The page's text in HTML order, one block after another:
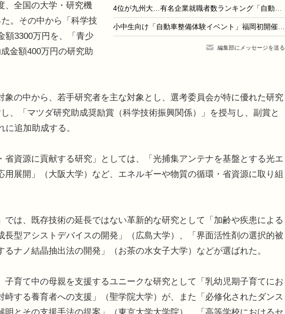
4位が九州大…有名企業就職者数ランキング「自動車8社」
小中生向け「自動車整備体験イベント」福岡初開催9/28-29
編集部にメッセージを送る
、全国の大学・研究機
。その中から「科学技
額3300万円を、「青少
金額400万円の研究助
象の中から、若手研究者を主な対象とし、選考委員会が特に優れた研究
、「マツダ研究助成奨励賞（科学技術振興関係）」を授与し、副賞と
に追加助成する。
省資源に貢献する研究」としては、「光捕集アンテナを基盤とする光エ
用展開」（大阪大学）など、エネルギーや物質の循環・省資源に取り組
では、既存技術の延長ではない革新的な研究として「加齢や疾患による
長型アシストデバイスの開発」（広島大学）、「界面活性剤の選択的被
ナノ結晶抽出法の開発」（お茶の水女子大学）などが選ばれた。
子育て中の母親を支援するユニークな研究として「乳幼児期子育てにお
峙する養育者への支援」（聖学院大学）が、また「必修化されたダンス